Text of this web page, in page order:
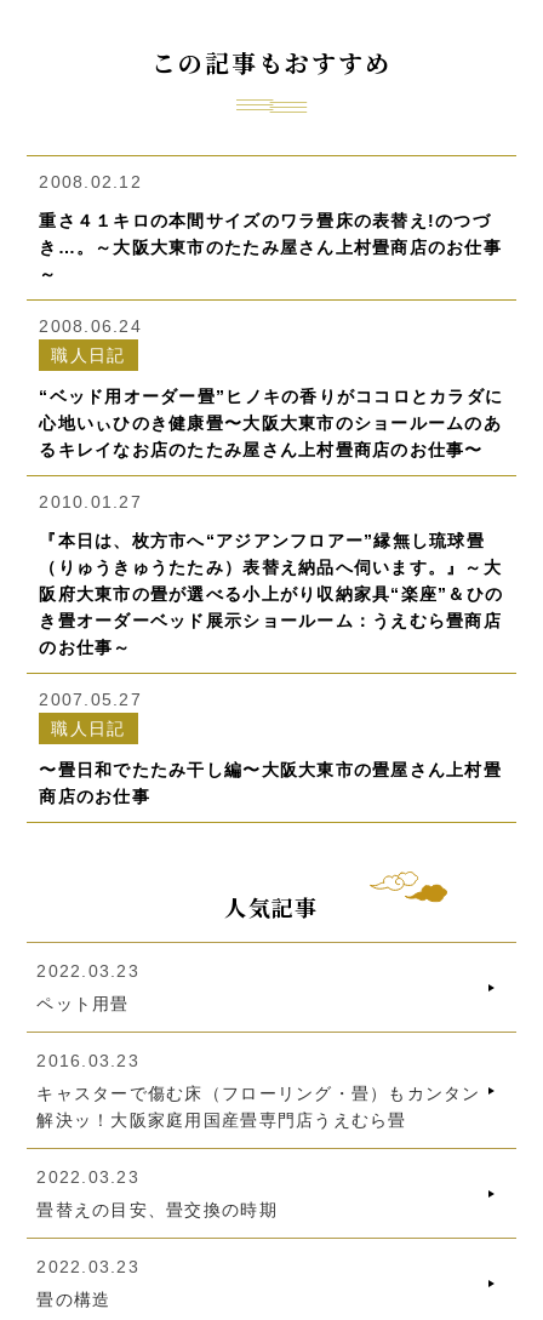
この記事もおすすめ
2008.02.12
重さ４１キロの本間サイズのワラ畳床の表替え!のつづ
き…。～大阪大東市のたたみ屋さん上村畳商店のお仕事
～
2008.06.24
職人日記
“ベッド用オーダー畳”ヒノキの香りがココロとカラダに
心地いぃひのき健康畳〜大阪大東市のショールームのあ
るキレイなお店のたたみ屋さん上村畳商店のお仕事〜
2010.01.27
『本日は、枚方市へ“アジアンフロアー”縁無し琉球畳
（りゅうきゅうたたみ）表替え納品へ伺います。』～大
阪府大東市の畳が選べる小上がり収納家具“楽座”＆ひの
き畳オーダーベッド展示ショールーム：うえむら畳商店
のお仕事～
2007.05.27
職人日記
〜畳日和でたたみ干し編〜大阪大東市の畳屋さん上村畳
商店のお仕事
人気記事
2022.03.23
ペット用畳
2016.03.23
キャスターで傷む床（フローリング・畳）もカンタン
解決ッ！大阪家庭用国産畳専門店うえむら畳
2022.03.23
畳替えの目安、畳交換の時期
2022.03.23
畳の構造